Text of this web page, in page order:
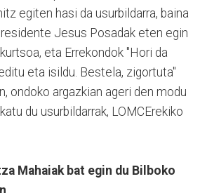
egiten hasi da usurbildarra, baina
Jesus Posadak eten egin
eta Errekondok "Hori da
eta isildu. Bestela, zigortuta"
ondoko argazkian ageri den modu
du usurbildarrak, LOMCErekiko
Mahaiak bat egin du Bilboko